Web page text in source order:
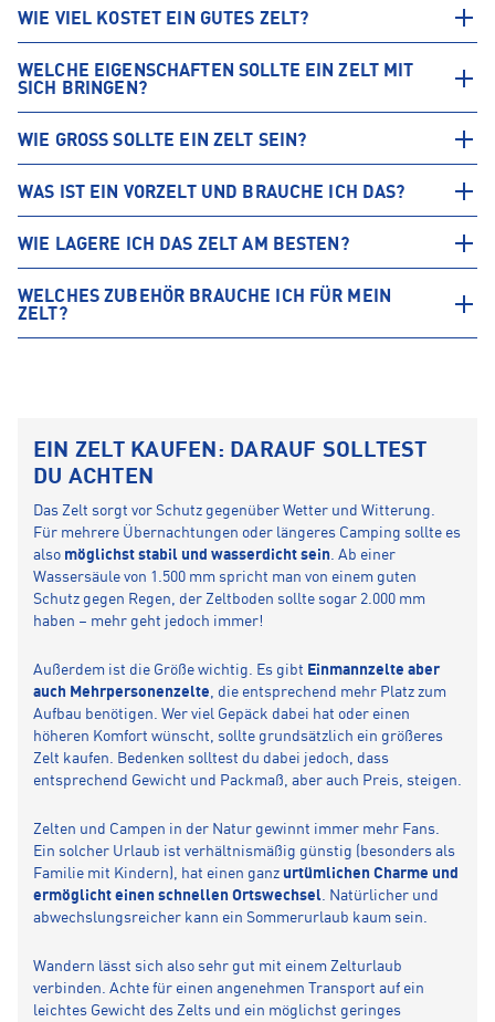
WIE VIEL KOSTET EIN GUTES ZELT?
WELCHE EIGENSCHAFTEN SOLLTE EIN ZELT MIT
SICH BRINGEN?
WIE GROSS SOLLTE EIN ZELT SEIN?
WAS IST EIN VORZELT UND BRAUCHE ICH DAS?
WIE LAGERE ICH DAS ZELT AM BESTEN?
WELCHES ZUBEHÖR BRAUCHE ICH FÜR MEIN
ZELT?
EIN ZELT KAUFEN: DARAUF SOLLTEST
DU ACHTEN
Das Zelt sorgt vor Schutz gegenüber Wetter und Witterung.
Für mehrere Übernachtungen oder längeres Camping sollte es
also möglichst stabil und wasserdicht sein. Ab einer
Wassersäule von 1.500 mm spricht man von einem guten
Schutz gegen Regen, der Zeltboden sollte sogar 2.000 mm
haben – mehr geht jedoch immer!
Außerdem ist die Größe wichtig. Es gibt Einmannzelte aber
auch Mehrpersonenzelte, die entsprechend mehr Platz zum
Aufbau benötigen. Wer viel Gepäck dabei hat oder einen
höheren Komfort wünscht, sollte grundsätzlich ein größeres
Zelt kaufen. Bedenken solltest du dabei jedoch, dass
entsprechend Gewicht und Packmaß, aber auch Preis, steigen.
Zelten und Campen in der Natur gewinnt immer mehr Fans.
Ein solcher Urlaub ist verhältnismäßig günstig (besonders als
Familie mit Kindern), hat einen ganz urtümlichen Charme und
ermöglicht einen schnellen Ortswechsel. Natürlicher und
abwechslungsreicher kann ein Sommerurlaub kaum sein.
Wandern lässt sich also sehr gut mit einem Zelturlaub
verbinden. Achte für einen angenehmen Transport auf ein
leichtes Gewicht des Zelts und ein möglichst geringes